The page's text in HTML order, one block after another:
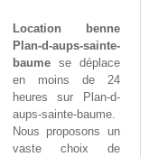
Location benne
Plan-d-aups-sainte-
baumese déplace
en moins de 24
heures sur Plan-d-
aups-sainte-baume.
Nous proposons un
vaste choix de